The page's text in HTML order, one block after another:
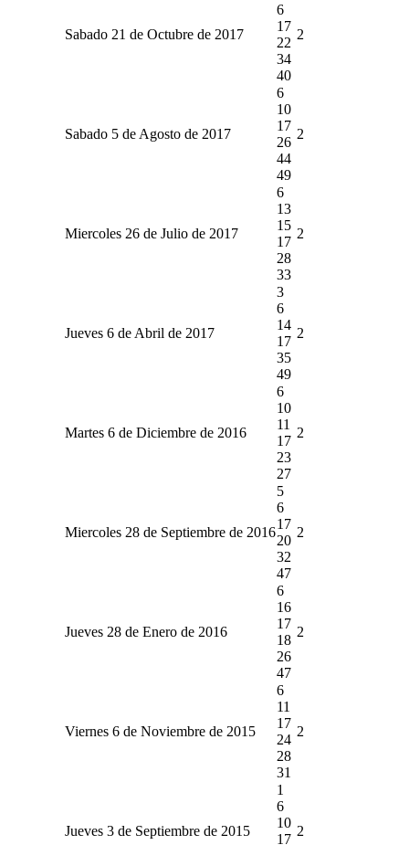
Sabado 21 de Octubre de 2017
6
17
22
34
40
2
Sabado 5 de Agosto de 2017
6
10
17
26
44
49
2
Miercoles 26 de Julio de 2017
6
13
15
17
28
33
2
Jueves 6 de Abril de 2017
3
6
14
17
35
49
2
Martes 6 de Diciembre de 2016
6
10
11
17
23
27
2
Miercoles 28 de Septiembre de 2016
5
6
17
20
32
47
2
Jueves 28 de Enero de 2016
6
16
17
18
26
47
2
Viernes 6 de Noviembre de 2015
6
11
17
24
28
31
2
Jueves 3 de Septiembre de 2015
1
6
10
17
2